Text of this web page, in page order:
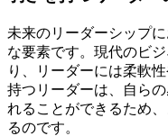
未来のリーダーシップ
な要素です。現代のビ
り、リーダーには柔軟
持つリーダーは、自ら
れることができるため
るのです。